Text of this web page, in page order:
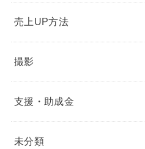
売上UP方法
撮影
支援・助成金
未分類